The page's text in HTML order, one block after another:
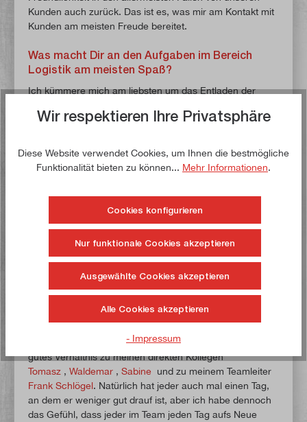
Kunden auch zurück. Das ist es, was mir am Kontakt mit
Kunden am meisten Freude bereitet.
Was macht Dir an den Aufgaben im Bereich
Logistik am meisten Spaß?
Ich kümmere mich am liebsten um das Entladen der
erhalten, sind auf diesem viele verschiedene Artikel
zu sortieren und die sortierte Ware auf Paletten zu
packen. Dabei wird außerdem die Ware gezählt und
eines Containers von unserem Team insgesamt mehrere
Was unterscheidet paulimot Deiner Meinung
nach von anderen Arbeitgebern?
Ich gehe einfach jeden Tag gerne zur Arbeit. Das ist für
die gute Stimmung bei uns im Team sehr. Ich habe ein
gutes Verhältnis zu meinen direkten Kollegen
Tomasz , Waldemar , Sabine und zu meinem Teamleiter
Frank Schlögel. Natürlich hat jeder auch mal einen Tag,
an dem er weniger gut drauf ist, aber ich habe dennoch
das Gefühl, dass jeder im Team jeden Tag aufs Neue
Wir respektieren Ihre Privatsphäre
Diese Website verwendet Cookies, um Ihnen die bestmögliche
Funktionalität bieten zu können... Mehr Informationen.
Cookies konfigurieren
Nur funktionale Cookies akzeptieren
Ausgewählte Cookies akzeptieren
Alle Cookies akzeptieren
- Impressum